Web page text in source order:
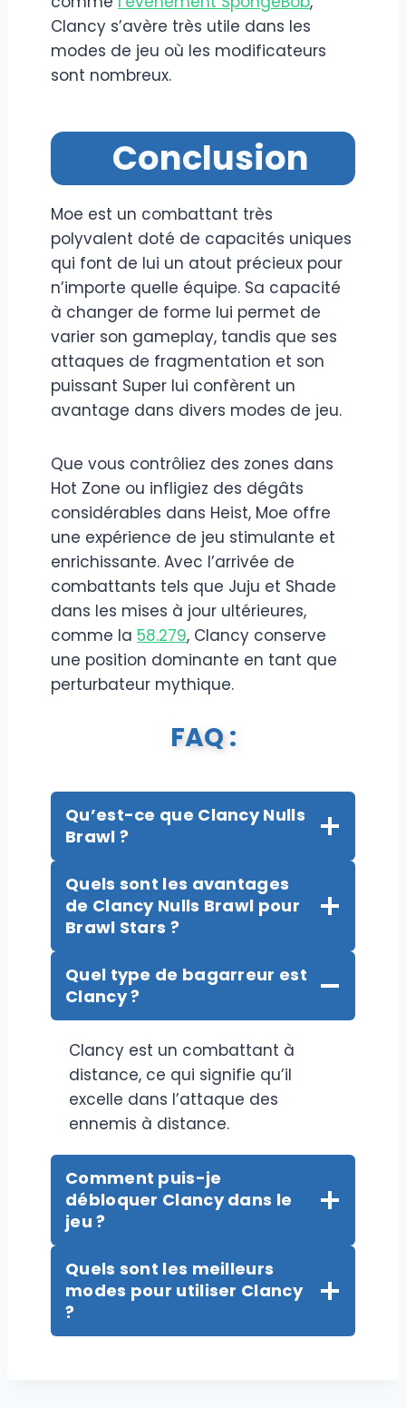
Clancy s’avère très utile dans les
modes de jeu où les modificateurs
sont nombreux.
Conclusion
Moe est un combattant très
polyvalent doté de capacités uniques
qui font de lui un atout précieux pour
n’importe quelle équipe. Sa capacité
à changer de forme lui permet de
varier son gameplay, tandis que ses
attaques de fragmentation et son
puissant Super lui confèrent un
avantage dans divers modes de jeu.
Que vous contrôliez des zones dans
Hot Zone ou infligiez des dégâts
considérables dans Heist, Moe offre
une expérience de jeu stimulante et
enrichissante. Avec l’arrivée de
combattants tels que Juju et Shade
dans les mises à jour ultérieures,
comme la 58.279, Clancy conserve
une position dominante en tant que
perturbateur mythique.
FAQ :
Qu’est-ce que Clancy Nulls
Brawl ?
Quels sont les avantages
de Clancy Nulls Brawl pour
Brawl Stars ?
Quel type de bagarreur est
Clancy ?
Clancy est un combattant à
distance, ce qui signifie qu’il
excelle dans l’attaque des
ennemis à distance.
Comment puis-je
débloquer Clancy dans le
jeu ?
Quels sont les meilleurs
modes pour utiliser Clancy
?